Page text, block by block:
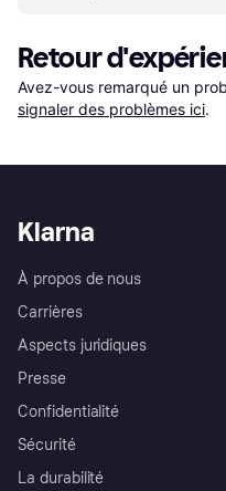
Retour
Avez-vous remarqué un
signaler des problèmes ici.
Klarna
À propos de nous
Carrières
Aspects juridiques
Presse
Confidentialité
Sécurité
La durabilité